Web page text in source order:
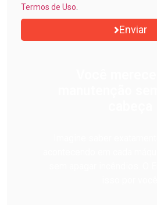
Termos de Uso
Enviar